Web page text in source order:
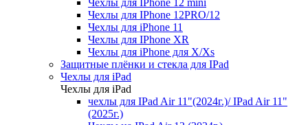
Чехлы для IPhone 12 mini
Чехлы для IPhone 12PRO/12
Чехлы для iPhone 11
Чехлы для IPhone XR
Чехлы для iPhone для X/Xs
Защитные плёнки и стекла для IPad
Чехлы для iPad
Чехлы для iPad
чехлы для IPad Air 11"(2024г.)/ IPad Air 11"
(2025г.)